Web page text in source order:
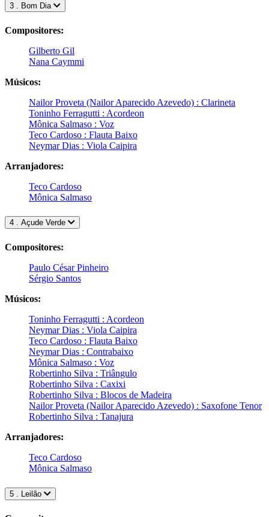
3 . Bom Dia
Compositores:
Gilberto Gil
Nana Caymmi
Músicos:
Nailor Proveta (Nailor Aparecido Azevedo) : Clarineta
Toninho Ferragutti : Acordeon
Mônica Salmaso : Voz
Teco Cardoso : Flauta Baixo
Neymar Dias : Viola Caipira
Arranjadores:
Teco Cardoso
Mônica Salmaso
4 . Açude Verde
Compositores:
Paulo César Pinheiro
Sérgio Santos
Músicos:
Toninho Ferragutti : Acordeon
Neymar Dias : Viola Caipira
Teco Cardoso : Flauta Baixo
Neymar Dias : Contrabaixo
Mônica Salmaso : Voz
Robertinho Silva : Triângulo
Robertinho Silva : Caxixi
Robertinho Silva : Blocos de Madeira
Nailor Proveta (Nailor Aparecido Azevedo) : Saxofone Tenor
Robertinho Silva : Tanajura
Arranjadores:
Teco Cardoso
Mônica Salmaso
5 . Leilão